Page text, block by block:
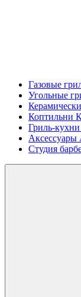
Газовые
Угольные
Коптильни
Гриль-кухни
Аксессуары
Студия